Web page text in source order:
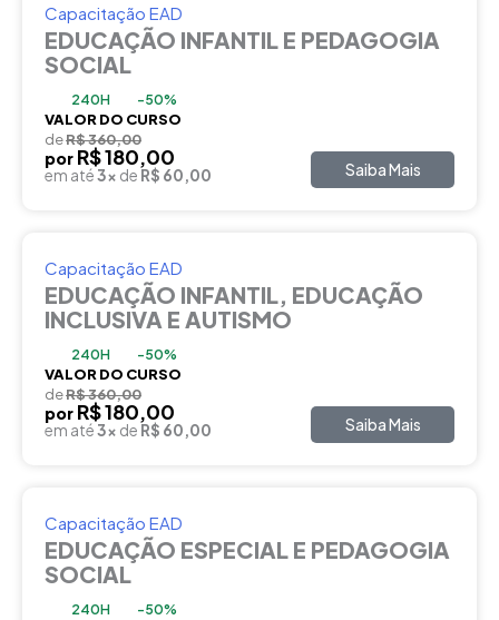
Capacitação EAD
EDUCAÇÃO INFANTIL E PEDAGOGIA
SOCIAL
240H -50%
VALOR DO CURSO
deR$ 360,00
por R$ 180,00
em até3x de R$ 60,00 Saiba Mais
Capacitação EAD
EDUCAÇÃO INFANTIL, EDUCAÇÃO
INCLUSIVA E AUTISMO
240H -50%
VALOR DO CURSO
deR$ 360,00
por R$ 180,00
em até3x de R$ 60,00 Saiba Mais
Capacitação EAD
EDUCAÇÃO ESPECIAL E PEDAGOGIA
SOCIAL
240H -50%